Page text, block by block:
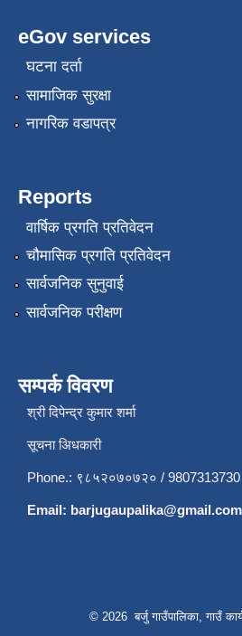
eGov services
घटना दर्ता
सामाजिक सुरक्षा
नागरिक वडापत्र
Reports
वार्षिक प्रगति प्रतिवेदन
चौमासिक प्रगति प्रतिवेदन
सार्वजनिक सुनुवाई
सार्वजनिक परीक्षण
सम्पर्क विवरण
श्री दिपेन्द्र कुमार शर्मा
सूचना अिधकारी
Phone.: ९८५२०७०७२० / 9807313730
Email: barjugaupalika@gmail.com
© 2026 बर्जु गाउँपालिका, गाउँ